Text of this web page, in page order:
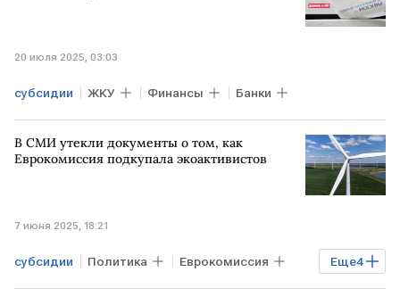
20 июля 2025, 03:03
субсидии ЖКУ Финансы Банки
В СМИ утекли документы о том, как
Еврокомиссия подкупала экоактивистов
7 июня 2025, 18:21
Еще4
субсидии Политика Еврокомиссия
экоактивисты лоббирование